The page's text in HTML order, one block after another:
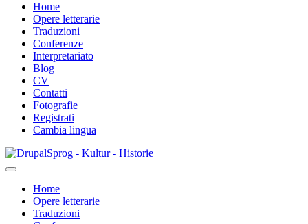
Home
Opere letterarie
Traduzioni
Conferenze
Interpretariato
Blog
CV
Contatti
Fotografie
Registrati
Cambia lingua
Salta
al
principale
Sprog - Kultur - Historie
Primær
Home
Opere letterarie
Traduzioni